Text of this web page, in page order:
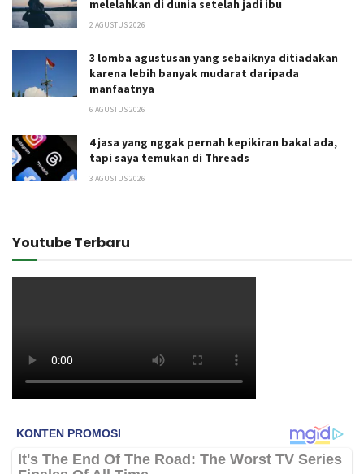
melelahkan di dunia setelah jadi ibu
2 AGUSTUS 2026
3 lomba agustusan yang sebaiknya ditiadakan
karena lebih banyak mudarat daripada
manfaatnya
6 AGUSTUS 2026
4 jasa yang nggak pernah kepikiran bakal ada,
tapi saya temukan di Threads
3 AGUSTUS 2026
Youtube Terbaru